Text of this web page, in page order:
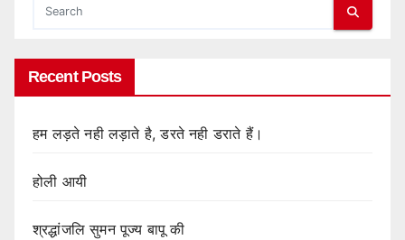
Recent Posts
हम लड़ते नही लड़ाते है, डरते नही डराते हैं।
होली आयी
श्रद्धांजलि सुमन पूज्य बापू की